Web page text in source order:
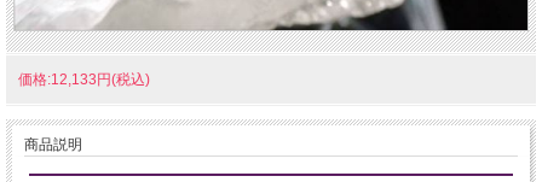
価格:12,133円(税込)
商品説明